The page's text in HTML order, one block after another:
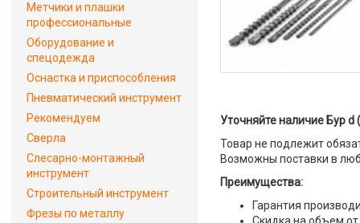
Уточняйте наличие Бур
Товар не подлежит
Возможны поставки в
Преимущества:
Гарантия
Метчики и плашки
профессиональные
Оборудование и
спецодежда
Оснастка и приспособления
Пневматический инструмент
Рекомендуем
Сверла
Слесарно-монтажный
инструмент
Строительный инструмент
Фрезы по металлу